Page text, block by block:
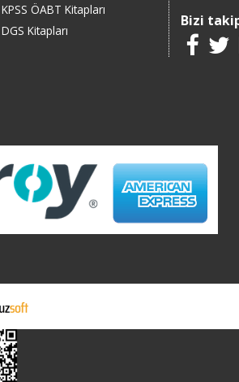
KPSS ÖABT Kitapları
DGS Kitapları
Bizi